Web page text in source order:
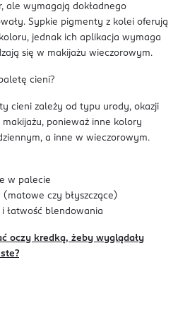
ale wymagają dokładnego
Sypkie pigmenty z kolei oferują
jednak ich aplikacja wymaga
się w makijażu wieczorowym.
cieni?
cieni zależy od typu urody, okazji
ponieważ inne kolory
a inne w wieczorowym.
w palecie
(matowe czy błyszczące)
łatwość blendowania
oczy kredką, żeby wyglądały